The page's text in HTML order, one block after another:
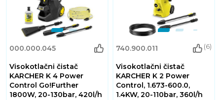
000.000.045
Visokotlačni čistač
KARCHER K 4 Power
Control Go!Further
1800W, 20-130bar, 420l/h
740.900.011 (6)
Visokotlačni čistač
KARCHER K 2 Power
Control, 1.673-600.0,
1.4KW, 20-110bar, 360l/h